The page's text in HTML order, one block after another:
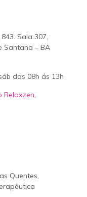
Sala 307,
Santana – BA
das 08h ás 13h
Relaxzen,
Quentes,